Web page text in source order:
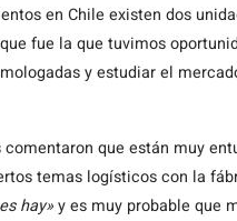
en Chile existen dos
fue la que tuvimos
y estudiar el
comentaron que están muy
temas logísticos con la
hay»y es muy probable que